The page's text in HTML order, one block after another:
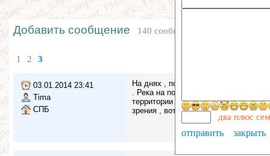
два плюс
отправить закрыть
Добавить сообщение 140 сообщений
1 2 3
03.01.2014 23:41
Tima
СПБ
На днях , побывал в парке Воинов-
. Река на повороте , превращается
территории чётко просматривается
зрения , вот ...